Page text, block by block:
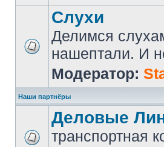
Слухи
Делимся
нашептали. И
Модератор:
Наши партнёры
Деловые
транспортная